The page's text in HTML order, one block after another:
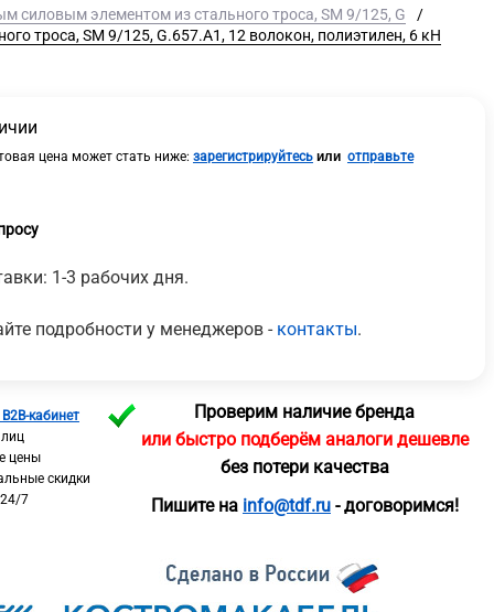
силовым элементом из стального троса, SM 9/125, G
/
троса, SM 9/125, G.657.A1, 12 волокон, полиэтилен, 6 кН
цена может стать ниже: зарегистрируйтесь или отправьте
1-3 рабочих дня.
подробности у менеджеров - контакты.
кабинет
цены
скидки
7
Проверим наличие бренда
или быстро подберём аналоги дешевле
без потери качества
Пишите на info@tdf.ru- договоримся!